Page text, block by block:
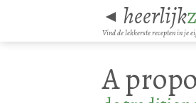
◄ heerlijk
Vind de lekkerste recepten in je
A